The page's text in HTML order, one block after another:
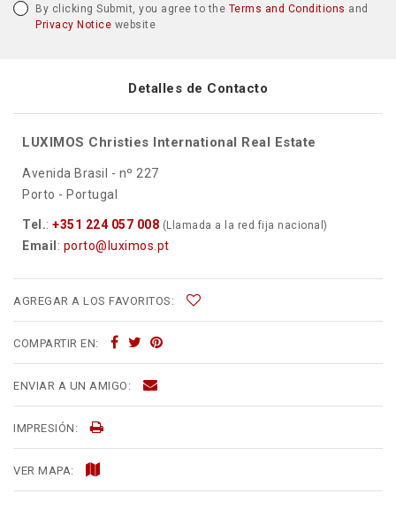
By clicking Submit, you agree to the Terms and Conditions and
Privacy Notice website
Detalles de Contacto
LUXIMOS Christies International Real Estate
Avenida Brasil - nº 227
Porto - Portugal
Tel.: +351 224 057 008 (Llamada a la red fija nacional)
Email : porto@luximos.pt
AGREGAR A LOS FAVORITOS:
COMPARTIR EN:
ENVIAR A UN AMIGO:
IMPRESIÓN:
VER MAPA: